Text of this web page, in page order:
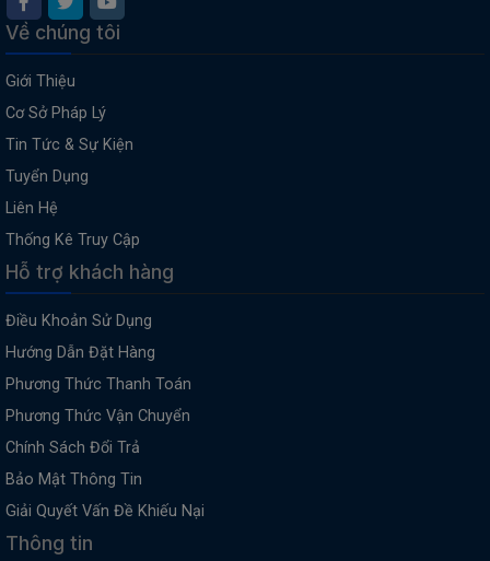
Về chúng tôi
Giới Thiệu
Cơ Sở Pháp Lý
Tin Tức & Sự Kiện
Tuyển Dụng
Liên Hệ
Thống Kê Truy Cập
Hỗ trợ khách hàng
Điều Khoản Sử Dụng
Hướng Dẫn Đặt Hàng
Phương Thức Thanh Toán
Phương Thức Vận Chuyển
Chính Sách Đổi Trả
Bảo Mật Thông Tin
Giải Quyết Vấn Đề Khiếu Nại
Thông tin